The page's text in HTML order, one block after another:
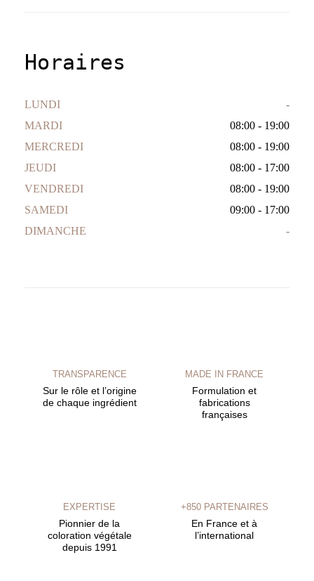
Horaires
LUNDI
-
MARDI
08:00 - 19:00
MERCREDI
08:00 - 19:00
JEUDI
08:00 - 17:00
VENDREDI
08:00 - 19:00
SAMEDI
09:00 - 17:00
DIMANCHE
-
TRANSPARENCE
Sur le rôle et l’origine
de chaque ingrédient
MADE IN FRANCE
Formulation et
fabrications
françaises
EXPERTISE
Pionnier de la
coloration végétale
depuis 1991
+850 PARTENAIRES
En France et à
l’international